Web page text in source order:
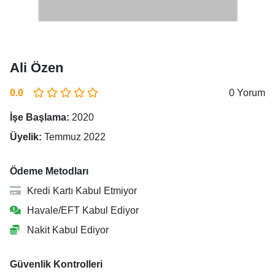
Ali Özen
0.0 0 Yorum
İşe Başlama: 2020
Üyelik: Temmuz 2022
Ödeme Metodları
Kredi Kartı Kabul Etmiyor
Havale/EFT Kabul Ediyor
Nakit Kabul Ediyor
Güvenlik Kontrolleri